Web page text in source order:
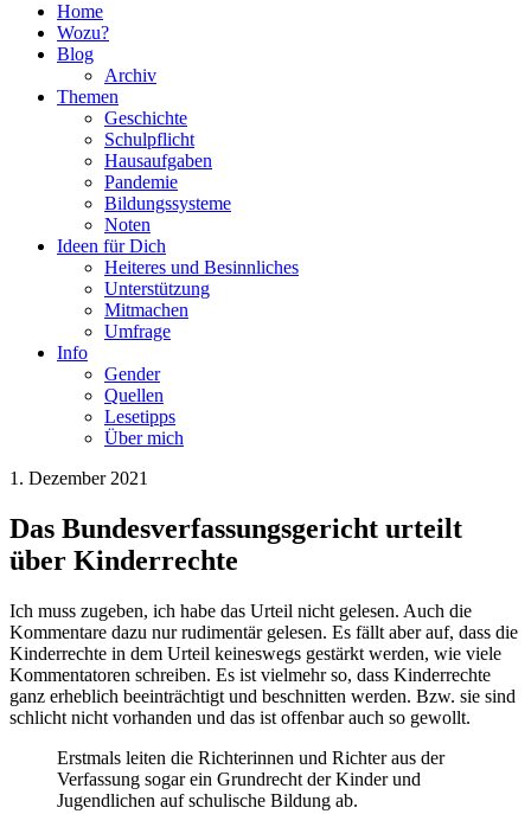
Home
Wozu?
Blog
Archiv
Themen
Geschichte
Schulpflicht
Hausaufgaben
Pandemie
Bildungssysteme
Noten
Ideen für Dich
Heiteres und Besinnliches
Unterstützung
Mitmachen
Umfrage
Info
Gender
Quellen
Lesetipps
Über mich
1. Dezember 2021
Das Bundesverfassungs­gericht urteilt
über Kinderrechte
Ich muss zugeben, ich habe das Urteil nicht gelesen. Auch die
Kommentare dazu nur rudimentär gelesen. Es fällt aber auf, dass die
Kinderrechte in dem Urteil keineswegs gestärkt werden, wie viele
Kommentatoren schreiben. Es ist vielmehr so, dass Kinderrechte
ganz erheblich beeinträchtigt und beschnitten werden. Bzw. sie sind
schlicht nicht vorhanden und das ist offenbar auch so gewollt.
Erstmals leiten die Richterinnen und Richter aus der
Verfassung sogar ein Grundrecht der Kinder und
Jugendlichen auf schulische Bildung ab.